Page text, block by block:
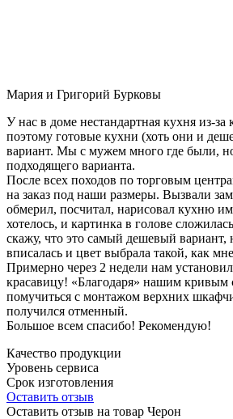
Мария и Григорий Бурковы
У нас в доме нестандартная кухня из-за
поэтому готовые кухни (хоть они и
вариант. Мы с мужем много где были,
подходящего варианта.
После всех походов по торговым
на заказ под наши размеры. Вызвали
обмерил, посчитал, нарисовал кухню
хотелось, и картинка в голове
скажу, что это самый дешевый вариант,
вписалась и цвет выбрала такой, как
Примерно через 2 недели нам
красавицу! «Благодаря» нашим
помучиться с монтажом верхних
получился отменный.
Большое всем спасибо! Рекомендую!
Качество продукции
Уровень сервиса
Срок изготовления
Оставить отзыв
Оставить отзыв на товар Черон